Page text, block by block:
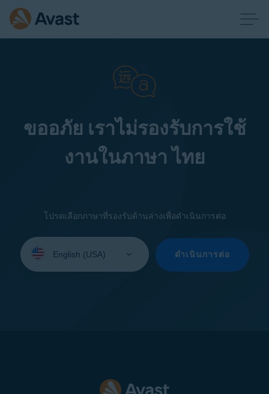
ขออภัย เราไม่รองรับการใช้
งานในภาษา ไทย
โปรดเลือกภาษาที่รองรับด้านล่างเพื่อดำเนินการต่อ
your
ดำเนินการต่อ